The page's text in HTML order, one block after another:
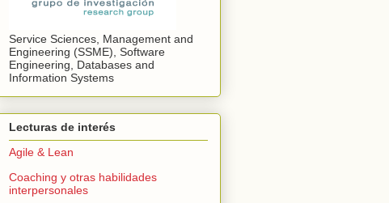
Service Sciences, Management and
Engineering (SSME), Software
Engineering, Databases and
Information Systems
Lecturas de interés
Agile & Lean
Coaching y otras habilidades
interpersonales